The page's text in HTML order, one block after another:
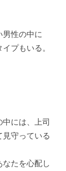
男性の中に
プもいる。
中には、上司
守っている
たを心配し